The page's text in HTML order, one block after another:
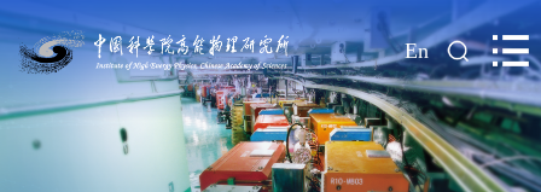
| En